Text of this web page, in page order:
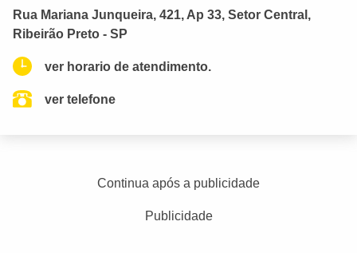
Rua Mariana Junqueira, 421, Ap 33, Setor Central,
Ribeirão Preto - SP
ver horario de atendimento.
ver telefone
Continua após a publicidade
Publicidade